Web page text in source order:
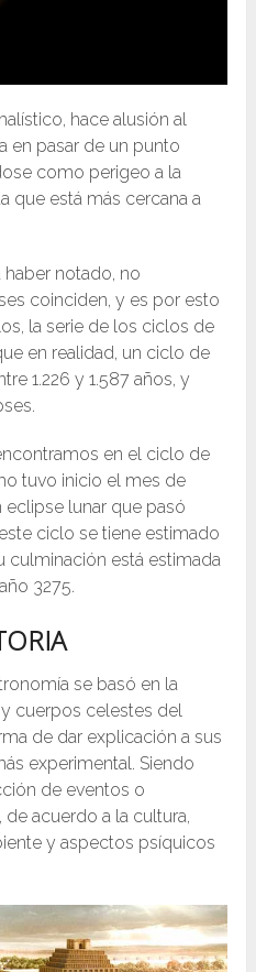
hace alusión al
en pasar de un punto
como perigeo a la
que está más cercana a
notado, no
coinciden, y es por esto
la serie de los ciclos de
en realidad, un ciclo de
1.226 y 1.587 años, y
en el ciclo de
tuvo inicio el mes de
lunar que pasó
ciclo se tiene estimado
culminación está estimada
3275.
se basó en la
cuerpos celestes del
de dar explicación a sus
experimental. Siendo
de eventos o
acuerdo a la cultura,
y aspectos psíquicos